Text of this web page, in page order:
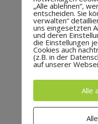
18,50 €
Berufsschüler
20,50 €
Bei uns wird mit
Gerne könnt ihr
oder Reithelm)
Für die Nutzung
„Alle ablehnen“,
entscheiden. Sie
verwalten“
uns eingesetzten
und deren
die Einstellungen
Cookies auch
(z.B. in der
auf unserer
Alle